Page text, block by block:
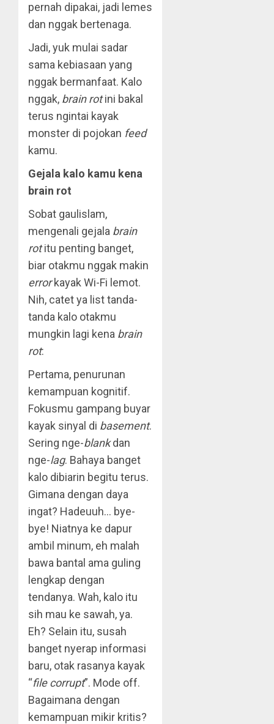
pernah dipakai, jadi lemes
dan nggak bertenaga.
Jadi, yuk mulai sadar
sama kebiasaan yang
nggak bermanfaat. Kalo
nggak, brain rotini bakal
terus ngintai kayak
monster di pojokan feed
kamu.
Gejala kalo kamu kena
brain rot
Sobat gaulislam,
mengenali gejala brain
rotitu penting banget,
biar otakmu nggak makin
errorkayak Wi-Fi lemot.
Nih, catet ya list tanda-
tanda kalo otakmu
mungkin lagi kena brain
rot:
Pertama, penurunan
kemampuan kognitif.
Fokusmu gampang buyar
kayak sinyal di basement.
Sering nge-blankdan
nge-lag. Bahaya banget
kalo dibiarin begitu terus.
Gimana dengan daya
ingat? Hadeuuh… bye-
bye! Niatnya ke dapur
ambil minum, eh malah
bawa bantal ama guling
lengkap dengan
tendanya. Wah, kalo itu
sih mau ke sawah, ya.
Eh? Selain itu, susah
banget nyerap informasi
baru, otak rasanya kayak
“file corrupt”. Mode off.
Bagaimana dengan
kemampuan mikir kritis?